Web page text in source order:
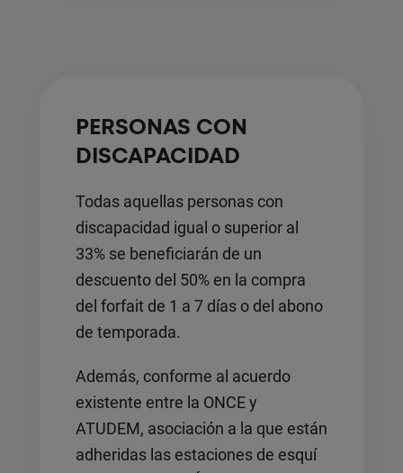
PERSONAS CON
DISCAPACIDAD
Todas aquellas personas con
discapacidad igual o superior al
33% se beneficiarán de un
descuento del 50% en la compra
del forfait de 1 a 7 días o del abono
de temporada.
Además, conforme al acuerdo
existente entre la ONCE y
ATUDEM, asociación a la que están
adheridas las estaciones de esquí